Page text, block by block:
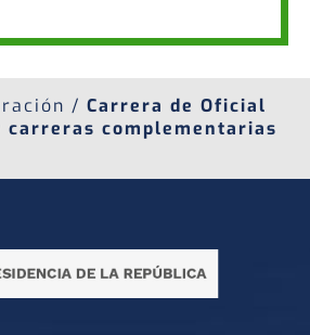
/ Carrera de Oficial
carreras complementarias